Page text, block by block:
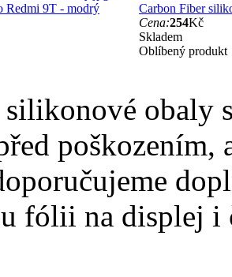
Redmi 9T - modrý
Carbon Fiber
Cena:254Kč
Skladem
Oblíbený produkt
obaly
poškozením,
fólii na displej i